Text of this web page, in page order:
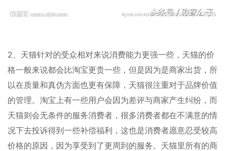
2、天猫针对的受众相对来说消费能力更强一些，天猫的价
格一般来说都会比淘宝更贵一些，但是因为是商家出货，所
以在质量和真伪方面也更有保障，天猫很注重对于品牌价值
的管理。淘宝上有一些用户会因为差评与商家产生纠纷，而
天猫则会无条件的服务消费者，很多消费者都在不满意的情
况下去投诉得到一些补偿福利，这也是消费者愿意忍受较高
价格的原因，因为享受到了更周到的服务。天猫里所有的商